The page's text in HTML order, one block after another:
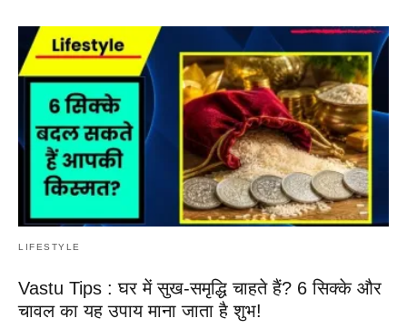
LIFESTYLE
Vastu Tips : घर में सुख-समृद्धि चाहते हैं? 6 सिक्के और
चावल का यह उपाय माना जाता है शुभ!